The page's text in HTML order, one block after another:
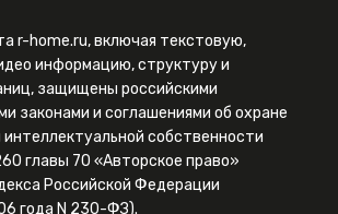
r-home.ru, включая текстовую,
информацию, структуру и
защищены российскими
законами и соглашениями об охране
интеллектуальной собственности
главы 70 «Авторское право»
Российской Федерации
года N 230-ФЗ).